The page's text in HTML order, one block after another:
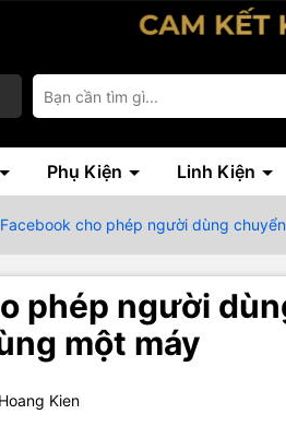
Phụ Kiện Linh Kiện
Facebook cho phép người dùng
phép người
một máy
Hoang Kien